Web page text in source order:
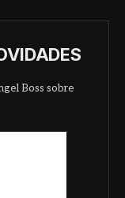
Boss sobre